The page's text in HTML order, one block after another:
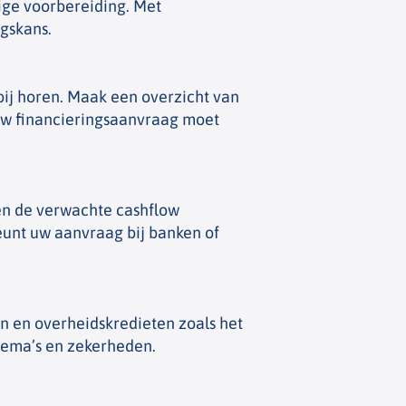
voorbereiding. Met
horen. Maak een overzicht van
financieringsaanvraag moet
de verwachte cashflow
uw aanvraag bij banken of
en overheidskredieten zoals het
en zekerheden.